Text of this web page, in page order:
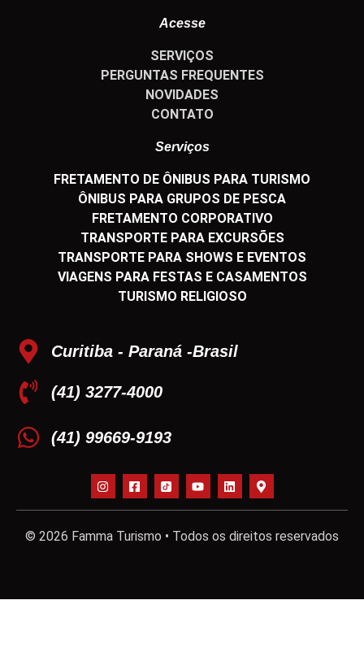
Acesse
SERVIÇOS
PERGUNTAS FREQUENTES
NOVIDADES
CONTATO
Serviços
FRETAMENTO DE ÔNIBUS PARA TURISMO
ÔNIBUS PARA GRUPOS DE PESCA
FRETAMENTO CORPORATIVO
TRANSPORTE PARA EXCURSÕES
TRANSPORTE PARA SHOWS E EVENTOS
VIAGENS PARA FESTAS E CASAMENTOS
TURISMO RELIGIOSO
Curitiba - Paraná -Brasil
(41) 3277-4000
(41) 99669-9193
© 2026 Famma Turismo • Todos os direitos reservados